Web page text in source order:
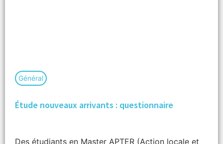
Général
Étude nouveaux arrivants : questionnaire
Des étudiants en Master APTER (Action locale et